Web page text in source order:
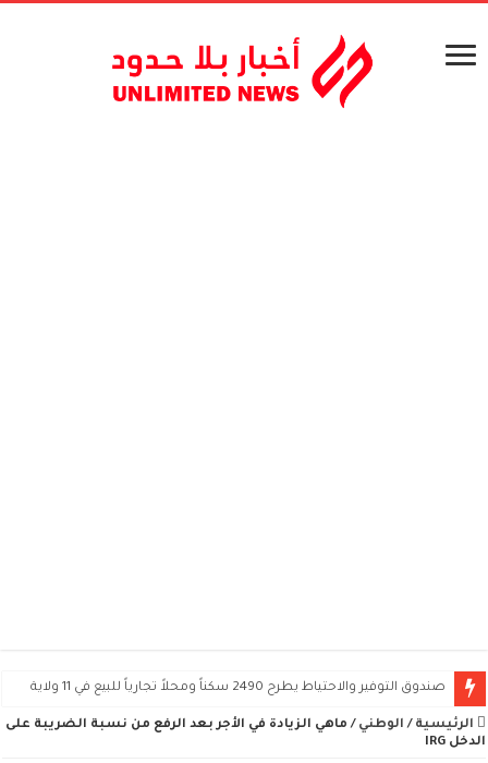
صندوق التوفير والاحتياط يطرح 2490 سكناً ومحلاً تجارياً للبيع في 11 ولاية
الرئيسية / الوطني / ماهي الزيادة في الأجر بعد الرفع من نسبة الضريبة على
الدخل IRG